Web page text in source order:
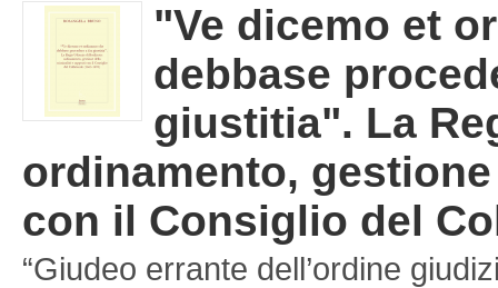
"Ve dicemo et
debbase
giustitia". La
ordinamento,
con il Consiglio del
“Giudeo errante dell’ordine